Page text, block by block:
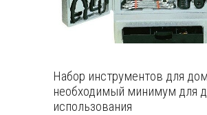
Набор инструментов для
необходимый минимум для
использования